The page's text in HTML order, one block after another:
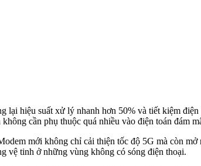
hiệu suất xử lý nhanh hơn 50% và tiết kiệm
cần phụ thuộc quá nhiều vào điện toán đám
mới không chỉ cải thiện tốc độ 5G mà còn
vệ tinh ở những vùng không có sóng điện thoại.